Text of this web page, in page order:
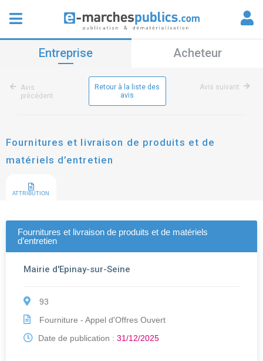
Entreprise Acheteur
Avis
précédent
Retour à la liste des
avis
Avis suivant
Fournitures et livraison de produits et de
matériels d’entretien
ATTRIBUTION
Fournitures et livraison de produits et de matériels
d’entretien
Mairie d'Epinay-sur-Seine
93
Fourniture - Appel d'Offres Ouvert
Date de publication : 31/12/2025